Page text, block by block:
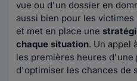
vue ou d'un dossier en
aussi bien pour les
et met en place une
chaque situation. Un appel
les premières heures
d'optimiser les chances de